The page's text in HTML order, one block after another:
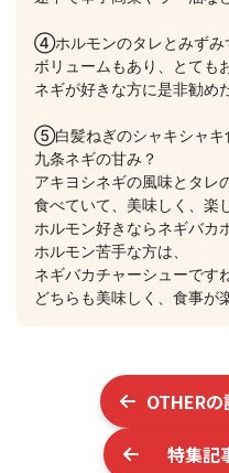
④ホルモンのタレとみずみ
ボリュームもあり、とても
ネギが好きな方に是非勧め
⑤白髪ねぎのシャキシャキ
九条ネギの甘み？
アキヨシネギの風味とタレ
食べていて、美味しく、楽
ホルモン好きならネギバカ
ホルモン苦手な方は、
ネギバカチャーシューです
どちらも美味しく、食事が
OTHERの
特集記